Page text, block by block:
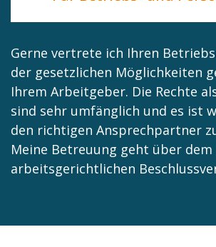
Gerne vertrete ich Ihren
der gesetzlichen Möglichkeiten
Ihrem Arbeitgeber. Die Rechte
sind sehr umfänglich und es ist
den richtigen Ansprechpartner
Meine Betreuung geht über dem
arbeitsgerichtlichen